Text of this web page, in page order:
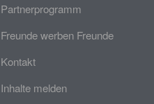
Partnerprogramm
Freunde werben Freunde
Kontakt
Inhalte melden